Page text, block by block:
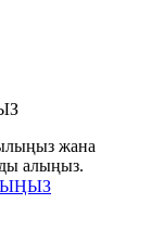
жана
алыңыз.